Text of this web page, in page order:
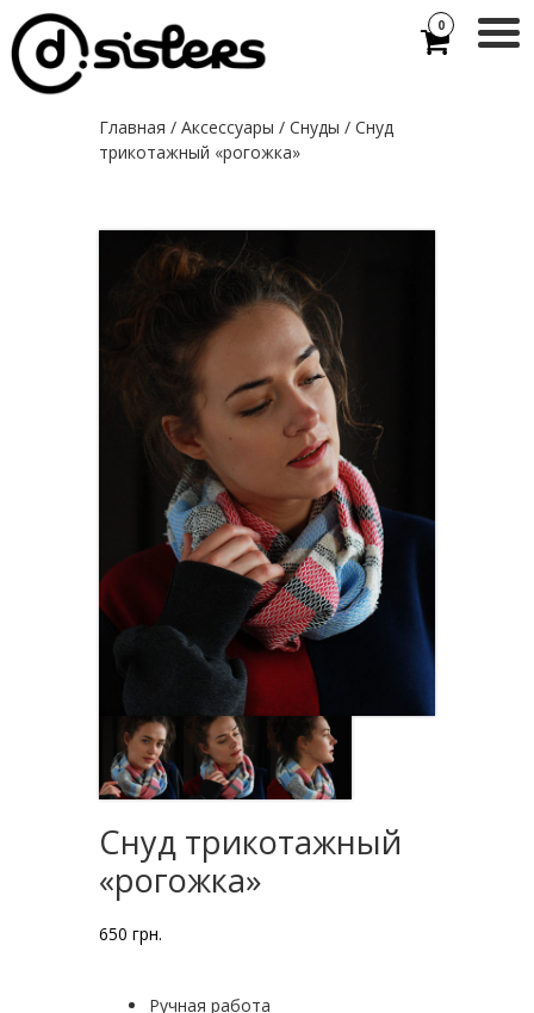
0
Главная / Аксессуары / Снуды / Снуд
трикотажный «рогожка»
Снуд трикотажный
«рогожка»
650 грн.
Ручная работа